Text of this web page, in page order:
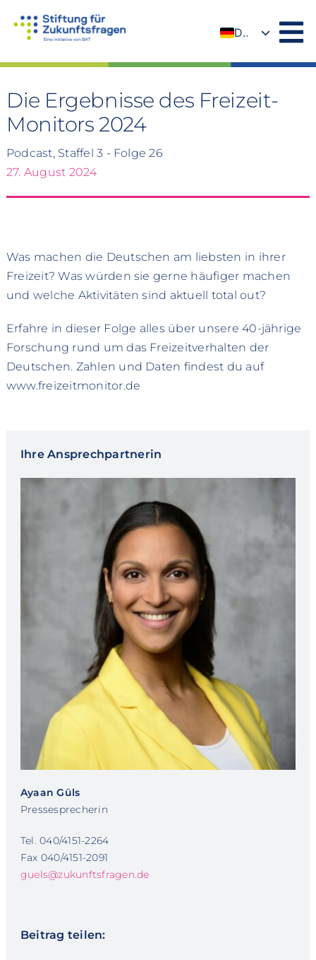
Inhalt
DE
Die Ergebnisse des Freizeit-
Monitors 2024
Podcast, Staffel 3 - Folge 26
27. August 2024
Was machen die Deutschen am liebsten in ihrer
Freizeit? Was würden sie gerne häufiger machen
und welche Aktivitäten sind aktuell total out?
Erfahre in dieser Folge alles über unsere 40-jährige
Forschung rund um das Freizeitverhalten der
Deutschen. Zahlen und Daten findest du auf
www.freizeitmonitor.de
Ihre Ansprechpartnerin
Ayaan Güls
Pressesprecherin
Tel. 040/4151-2264
Fax 040/4151-2091
guels@zukunftsfragen.de
Beitrag teilen: